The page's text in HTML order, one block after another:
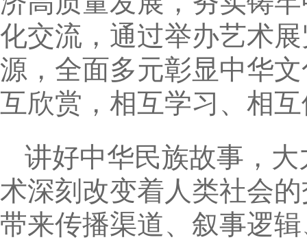
化交流，通过举办艺术
源，全面多元彰显中华
互欣赏，相互学习、相
讲好中华民族故事，
术深刻改变着人类社会
带来传播渠道、叙事逻